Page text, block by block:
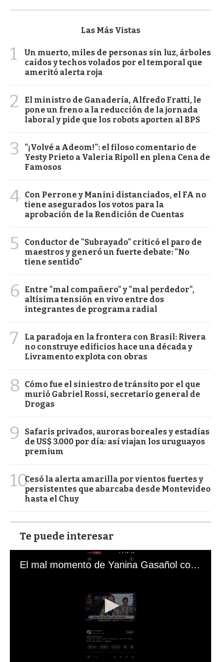
Las Más Vistas
1
Un muerto, miles de personas sin luz, árboles
caídos y techos volados por el temporal que
ameritó alerta roja
2
El ministro de Ganadería, Alfredo Fratti, le
pone un freno a la reducción de la jornada
laboral y pide que los robots aporten al BPS
3
"¡Volvé a Adeom!": el filoso comentario de
Yesty Prieto a Valeria Ripoll en plena Cena de
Famosos
4 Con Perrone y Manini distanciados, el FA no
tiene asegurados los votos para la
aprobación de la Rendición de Cuentas
5
Conductor de "Subrayado" criticó el paro de
maestros y generó un fuerte debate: "No
tiene sentido"
6
Entre "mal compañero" y "mal perdedor",
altísima tensión en vivo entre dos
integrantes de programa radial
7
La paradoja en la frontera con Brasil: Rivera
no construye edificios hace una década y
Livramento explota con obras
8
Cómo fue el siniestro de tránsito por el que
murió Gabriel Rossi, secretario general de
Drogas
9
Safaris privados, auroras boreales y estadías
de US$ 3.000 por día: así viajan los uruguayos
premium
10Cesó la alerta amarilla por vientos fuertes y
persistentes que abarcaba desde Montevideo
hasta el Chuy
Te puede interesar
El mal momento de Yanina Gasañol con un hincha argentino en "Subrayado"